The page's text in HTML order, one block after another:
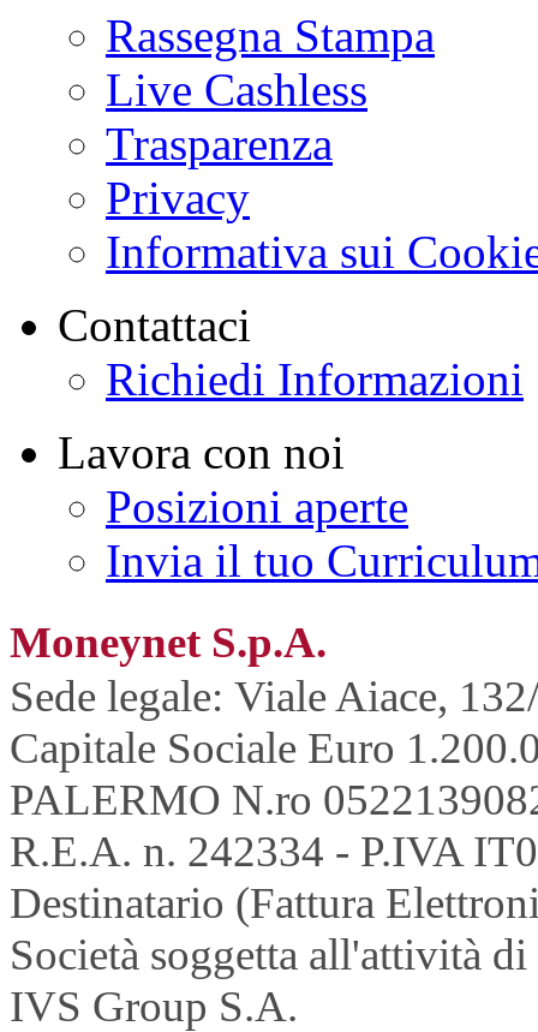
Rassegna Stampa
Live Cashless
Trasparenza
Privacy
Informativa sui
Contattaci
Richiedi Informazioni
Lavora con noi
Posizioni aperte
Invia il tuo
Moneynet S.p.A.
Sede legale: Viale Aiace,
Capitale Sociale Euro
PALERMO N.ro
R.E.A. n. 242334 - P.IVA
Destinatario (Fattura
Società soggetta all'attività
IVS Group S.A.